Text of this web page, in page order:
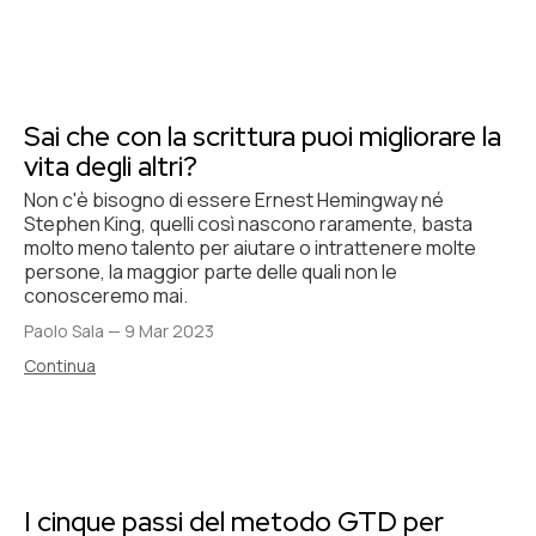
Sai che con la scrittura puoi migliorare la
vita degli altri?
Non c'è bisogno di essere Ernest Hemingway né
Stephen King, quelli così nascono raramente, basta
molto meno talento per aiutare o intrattenere molte
persone, la maggior parte delle quali non le
conosceremo mai.
Paolo Sala — 9 Mar 2023
Continua
I cinque passi del metodo GTD per